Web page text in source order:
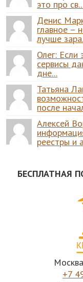
это про
Денис
главное –
лучше
Олег: Если
сервисы
дне...
Татьяна
после
Алексей
реестры и
БЕСПЛАТНАЯ
+7